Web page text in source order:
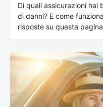
Di quali assicurazioni hai
di danni? E come
risposte su questa pagina